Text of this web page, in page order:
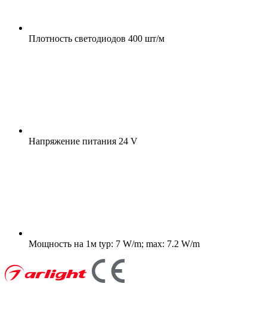
Плотность светодиодов 400 шт/м
Напряжение питания 24 V
Мощность на 1м typ: 7 W/m; max: 7.2 W/m